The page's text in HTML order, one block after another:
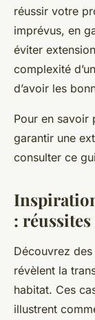
réussir votre
imprévus, en
éviter
complexité
d’avoir les
Pour en savoir
garantir une
consulter ce
:
Découvrez
révèlent la
habitat. Ces
illustrent